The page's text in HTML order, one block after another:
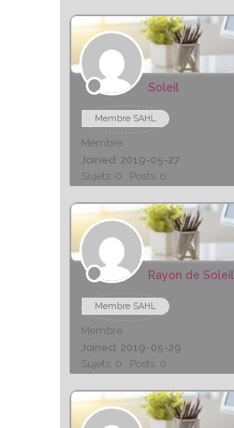
Soleil
Membre SAHL
Membre
Joined: 2019-05-27
Sujets: 0
Posts: 0
Rayon de Soleil
Membre SAHL
Membre
Joined: 2019-05-29
Sujets: 0
Posts: 0